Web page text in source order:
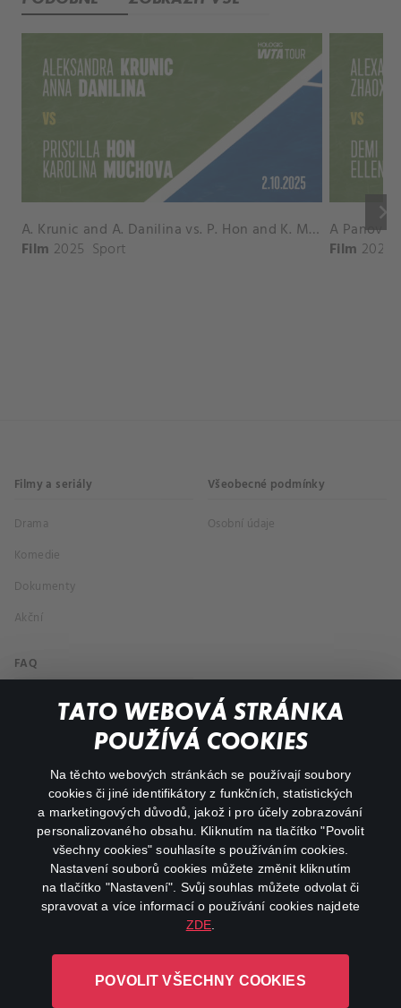
TATO WEBOVÁ STRÁNKA
POUŽÍVÁ COOKIES
Na těchto webových stránkách se používají soubory
cookies či jiné identifikátory z funkčních, statistických
a marketingových důvodů, jakož i pro účely zobrazování
personalizovaného obsahu. Kliknutím na tlačítko "Povolit
všechny cookies" souhlasíte s používáním cookies.
Nastavení souborů cookies můžete změnit kliknutím
na tlačítko "Nastavení". Svůj souhlas můžete odvolat či
spravovat a více informací o používání cookies najdete
ZDE
POVOLIT VŠECHNY COOKIES
keyboard_arrow_right
A. Krunic and A. Danilina vs. P. Hon and K. Muchova Match Highlights - BEIJING_Capital Group Diamond ( October 02, 2025)
Film 2025 Sport Film 2026
Filmy a seriály
Drama
Komedie
Dokumenty
Akční
Všeobecné podmínky
Osobní údaje
FAQ
Můj účet
Důležité odkazy
facebookinstagram
youtube
L-1246 Luxembourg R.C.S.